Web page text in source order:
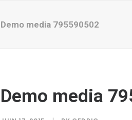
Demo media 795590502
Demo media